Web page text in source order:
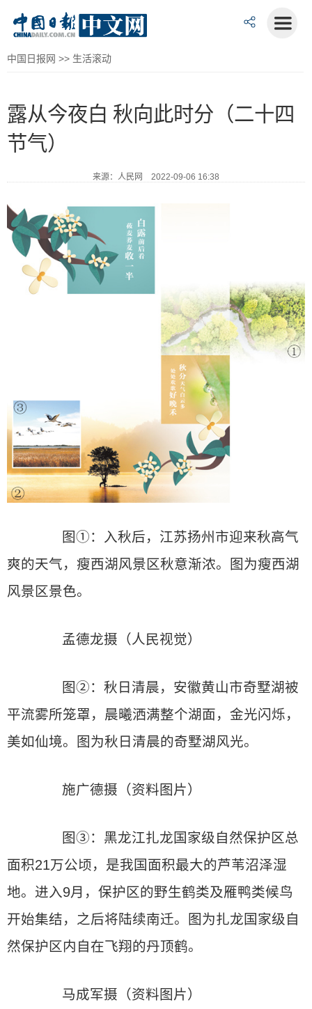
中国日报网 >> 生活滚动
露从今夜白 秋向此时分（二十四
节气）
来源：人民网 2022-09-06 16:38
图①：入秋后，江苏扬州市迎来秋高气
爽的天气，瘦西湖风景区秋意渐浓。图为瘦西湖
风景区景色。
孟德龙摄（人民视觉）
图②：秋日清晨，安徽黄山市奇墅湖被
平流雾所笼罩，晨曦洒满整个湖面，金光闪烁，
美如仙境。图为秋日清晨的奇墅湖风光。
施广德摄（资料图片）
图③：黑龙江扎龙国家级自然保护区总
面积21万公顷，是我国面积最大的芦苇沼泽湿
地。进入9月，保护区的野生鹤类及雁鸭类候鸟
开始集结，之后将陆续南迁。图为扎龙国家级自
然保护区内自在飞翔的丹顶鹤。
马成军摄（资料图片）